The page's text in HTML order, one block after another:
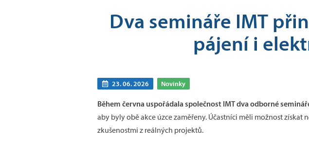
SERVIS, KALIBRACE A ŠKOLENÍ
ZAKÁZKOVÁ INSPEKCE VELKÝCH DÍLŮ
Dva semináře IMT
pájení i
23. 06. 2026 Novinky
Během června uspořádala společnost IMT dva odborné
aby byly obě akce úzce zaměřeny. Účastníci měli možnost
zkušenostmi z reálných projektů.